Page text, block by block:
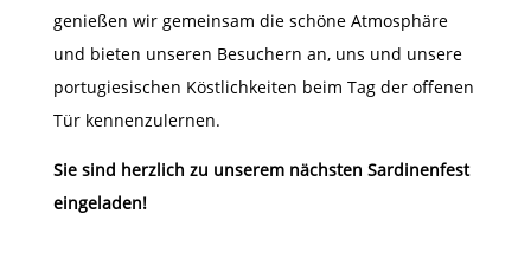
genießen wir gemeinsam die schöne Atmosphäre
und bieten unseren Besuchern an, uns und unsere
portugiesischen Köstlichkeiten beim Tag der offenen
Tür kennenzulernen.
Sie sind herzlich zu unserem nächsten Sardinenfest
eingeladen!